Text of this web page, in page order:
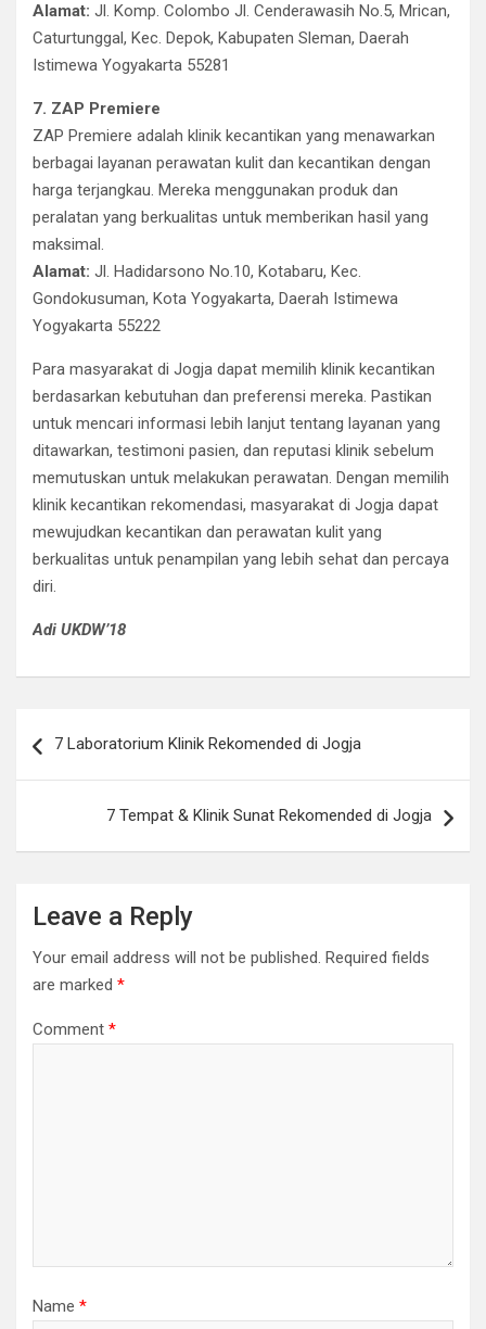
Alamat: Jl. Komp. Colombo Jl. Cenderawasih No.5, Mrican,
Caturtunggal, Kec. Depok, Kabupaten Sleman, Daerah
Istimewa Yogyakarta 55281
7. ZAP Premiere
ZAP Premiere adalah klinik kecantikan yang menawarkan
berbagai layanan perawatan kulit dan kecantikan dengan
harga terjangkau. Mereka menggunakan produk dan
peralatan yang berkualitas untuk memberikan hasil yang
maksimal.
Alamat: Jl. Hadidarsono No.10, Kotabaru, Kec.
Gondokusuman, Kota Yogyakarta, Daerah Istimewa
Yogyakarta 55222
Para masyarakat di Jogja dapat memilih klinik kecantikan
berdasarkan kebutuhan dan preferensi mereka. Pastikan
untuk mencari informasi lebih lanjut tentang layanan yang
ditawarkan, testimoni pasien, dan reputasi klinik sebelum
memutuskan untuk melakukan perawatan. Dengan memilih
klinik kecantikan rekomendasi, masyarakat di Jogja dapat
mewujudkan kecantikan dan perawatan kulit yang
berkualitas untuk penampilan yang lebih sehat dan percaya
diri.
Adi UKDW’18
navigation
7 Laboratorium Klinik Rekomended di Jogja
7 Tempat & Klinik Sunat Rekomended di Jogja
Leave a Reply
Your email address will not be published. Required fields
are marked *
Comment *
Name *